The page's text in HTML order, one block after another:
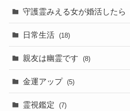
守護霊みえる女が婚活したら
日常生活 (18)
親友は幽霊です (8)
金運アップ (5)
霊視鑑定 (7)